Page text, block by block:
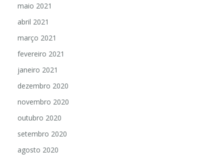
maio 2021
abril 2021
março 2021
fevereiro 2021
janeiro 2021
dezembro 2020
novembro 2020
outubro 2020
setembro 2020
agosto 2020